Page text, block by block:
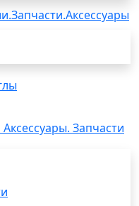
Запчасти